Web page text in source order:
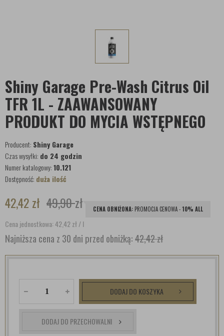
Shiny Garage Pre-Wash Citrus Oil
TFR 1L - ZAAWANSOWANY
PRODUKT DO MYCIA WSTĘPNEGO
Producent: Shiny Garage
Czas wysyłki: do 24 godzin
Numer katalogowy:10.121
Dostępność: duża ilość
42,42zł 49,90zł CENA OBNIŻONA: PROMOCJA CENOWA -10% ALL
Cena jednostkowa: 42,42 zł/ l
Najniższa cena z 30 dni przed obniżką:42,42 zł
DODAJ DO KOSZYKA
DODAJ DO PRZECHOWALNI